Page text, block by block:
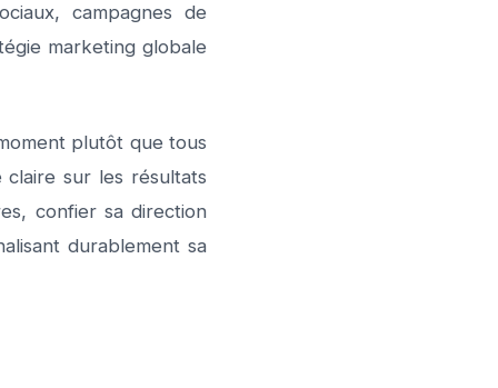
campagnes de
marketing globale
plutôt que tous
sur les résultats
confier sa direction
durablement sa